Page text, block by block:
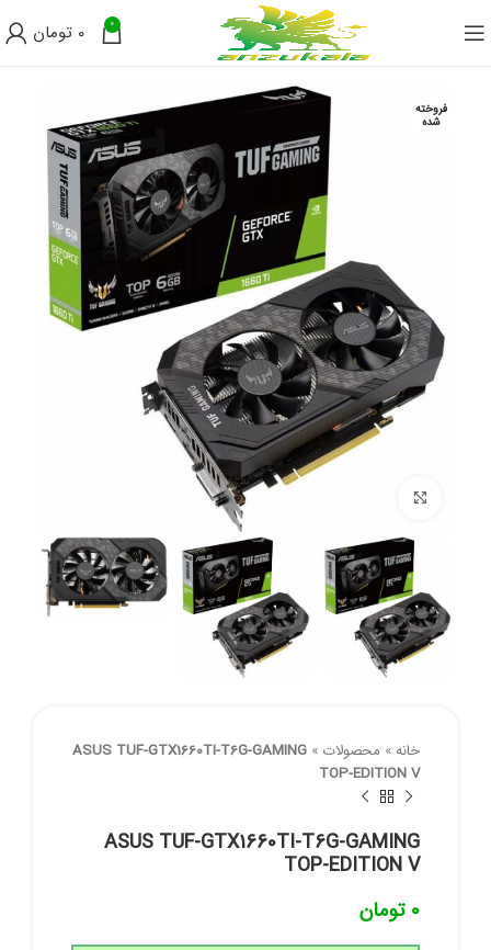
0
0 تومان
فروخته
شده
خانه» محصولات »
ASUS TUF-GTX1660TI-T6G-GAMING
TOP-EDITION V
ASUS TUF-GTX1660TI-T6G-GAMING
TOP-EDITION V
0 تومان